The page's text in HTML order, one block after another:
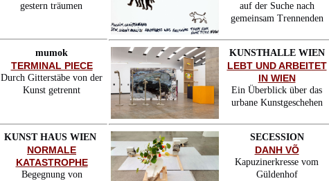
gestern träumen
auf der Suche nach
gemeinsam Trennenden
mumok
TERMINAL PIECE
Durch Gitterstäbe von der
Kunst getrennt
KUNSTHALLE WIEN
LEBT UND ARBEITET
IN WIEN
Ein Überblick über das
urbane Kunstgeschehen
KUNST HAUS WIEN
NORMALE
KATASTROPHE
Begegnung von
SECESSION
DANH VÕ
Kapuzinerkresse vom
Güldenhof